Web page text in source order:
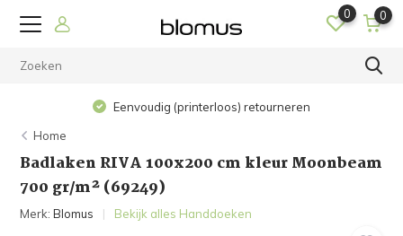
0 0
Eenvoudig (printerloos) retourneren
Home
Badlaken RIVA 100x200 cm kleur Moonbeam
700 gr/m² (69249)
Merk:Blomus Bekijk alles Handdoeken